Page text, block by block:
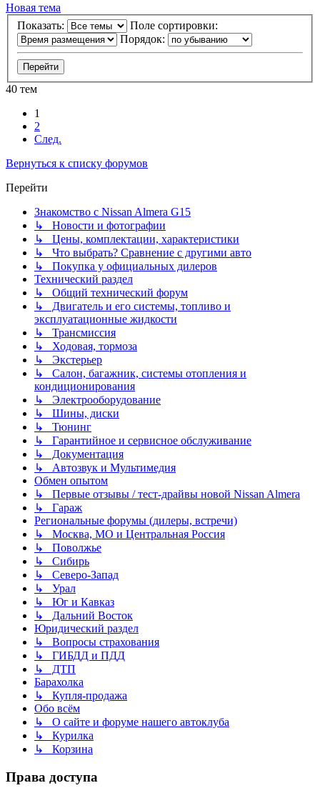
Новая тема
Показать:
Поле сортировки:
Порядок:
40 тем
1
2
След.
Вернуться к списку форумов
Перейти
Знакомство с Nissan Almera G15
↳ Новости и фотографии
↳ Цены, комплектации, характеристики
↳ Что выбрать? Сравнение с другими авто
↳ Покупка у официальных дилеров
Технический раздел
↳ Общий технический форум
↳ Двигатель и его системы, топливо и
эксплуатационные жидкости
↳ Трансмиссия
↳ Ходовая, тормоза
↳ Экстерьер
↳ Салон, багажник, системы отопления и
кондиционирования
↳ Электрооборудование
↳ Шины, диски
↳ Тюнинг
↳ Гарантийное и сервисное обслуживание
↳ Документация
↳ Автозвук и Мультимедия
Обмен опытом
↳ Первые отзывы / тест-драйвы новой Nissan Almera
↳ Гараж
Региональные форумы (дилеры, встречи)
↳ Москва, МО и Центральная Россия
↳ Поволжье
↳ Сибирь
↳ Северо-Запад
↳ Урал
↳ Юг и Кавказ
↳ Дальний Восток
Юридический раздел
↳ Вопросы страхования
↳ ГИБДД и ПДД
↳ ДТП
Барахолка
↳ Купля-продажа
Обо всём
↳ О сайте и форуме нашего автоклуба
↳ Курилка
↳ Корзина
Права доступа